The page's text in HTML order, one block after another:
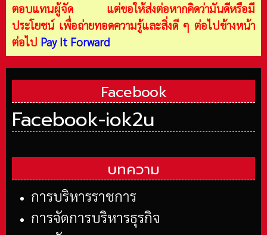
ตอบแทนผู้จัด แต่ขอให้ส่งต่อหากคิดว่ามันดีหรือมี
ประโยชน์ เพื่อถ่ายทอดความรู้และสิ่งดี ๆ ต่อไปข้างหน้า
ต่อไป Pay It Forward
Facebook
Facebook-iok2u
บทความ
การบริหารราชการ
การจัดการบริหารธุรกิจ